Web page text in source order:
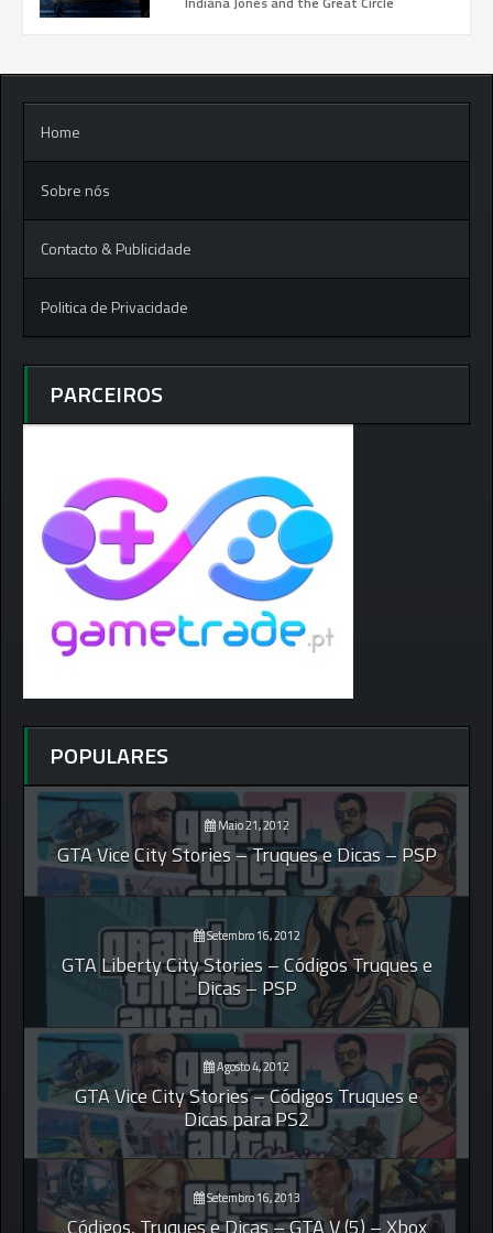
Home
Sobre nós
Contacto & Publicidade
Politica de Privacidade
PARCEIROS
POPULARES
Maio 21, 2012
GTA Vice City Stories – Truques e Dicas – PSP
Setembro 16, 2012
GTA Liberty City Stories – Códigos Truques e
Dicas – PSP
Agosto 4, 2012
GTA Vice City Stories – Códigos Truques e
Dicas para PS2
Setembro 16, 2013